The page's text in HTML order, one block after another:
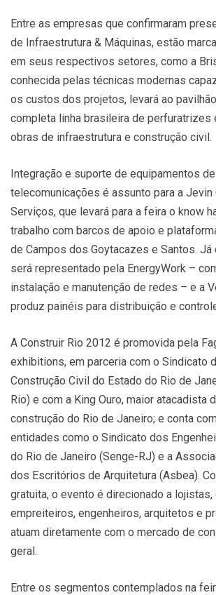
Entre as empresas que confirmaram
de Infraestrutura & Máquinas, estão
em seus respectivos setores, como a
conhecida pelas técnicas modernas
os custos dos projetos, levará ao
completa linha brasileira de perfuratrizes
obras de infraestrutura e construção civil.
Integração e suporte de equipamentos de
telecomunicações é assunto para a Jevin
Serviços, que levará para a feira o know
trabalho com barcos de apoio e
de Campos dos Goytacazes e Santos.
será representado pela EnergyWork –
instalação e manutenção de redes – e a
produz painéis para distribuição e
A Construir Rio 2012 é promovida pela
exhibitions, em parceria com o Sindicato
Construção Civil do Estado do Rio de
Rio) e com a King Ouro, maior atacadista
construção do Rio de Janeiro; e conta
entidades como o Sindicato dos
do Rio de Janeiro (Senge-RJ) e a
dos Escritórios de Arquitetura (Asbea).
gratuita, o evento é direcionado a
empreiteiros, engenheiros, arquitetos e
atuam diretamente com o mercado de
geral.
Entre os segmentos contemplados na